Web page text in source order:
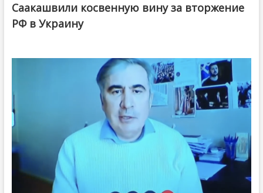
Саакашвили косвенную вину за вторжение
РФ в Украину